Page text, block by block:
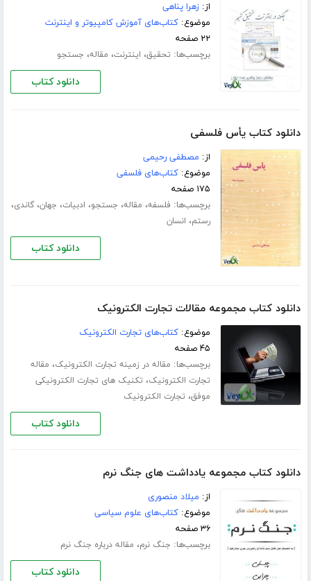
از:زهرا پناهی
موضوع:کتاب‌های آموزش کامپیوتر و اینترنت
۲۲ صفحه
برچسب‌ها: تحقیق، اینترنت، مقاله، جستجو
دانلود کتاب
دانلود کتاب یأس فلسفی
از: مصطفی رحیمی
موضوع:کتاب‌های فلسفی
۱۷۵ صفحه
برچسب‌ها: فلسفه، مقاله، جستجو، ادبیات، جهان،گاندی،
رستم، انسان
دانلود کتاب
دانلود کتاب مجموعه مقالات تجارت الکترونیک
موضوع:کتاب‌های تجارت الکترونیک
۴۵ صفحه
برچسب‌ها: مقاله در زمینه تجارت الکترونیک، مقاله
تجارت الکترونیک، تکنیک های تجارت الکترونیکی
موفق، تجارت الکترونیک
دانلود کتاب
دانلود کتاب مجموعه یادداشت های جنگ نرم
از: میلاد منصوری
موضوع:کتاب‌های علوم سیاسی
۳۶ صفحه
برچسب‌ها: جنگ نرم، مقاله درباره جنگ نرم
دانلود کتاب